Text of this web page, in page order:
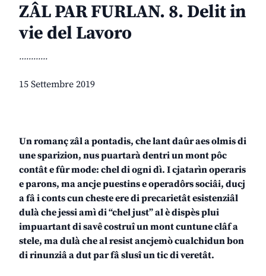
ZÂL PAR FURLAN. 8. Delit in
vie del Lavoro
............
15 Settembre 2019
Un romanç zâl a pontadis, che lant daûr aes olmis di
une sparizion, nus puartarà dentri un mont pôc
contât e fûr mode: chel di ogni dì. I cjatarìn operaris
e parons, ma ancje puestins e operadôrs sociâi, ducj
a fâ i conts cun cheste ere di precarietât esistenziâl
dulà che jessi amì di “chel just” al è dispès plui
impuartant di savê costruî un mont cuntune clâf a
stele, ma dulà che al resist ancjemò cualchidun bon
di rinunziâ a dut par fâ slusî un tic di veretât.